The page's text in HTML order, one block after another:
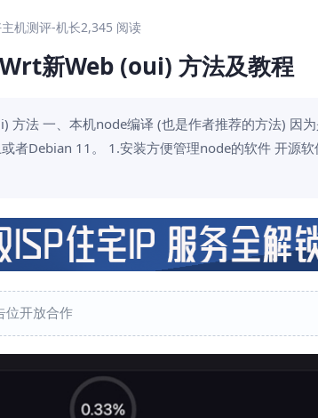
机测评-机长2,345 阅读
新Web (oui) 方法及教程
方法 一、本机node编译 (也是作者推荐的方法) 因
者Debian 11。 1.安装方便管理node的软件 开
位开放合作